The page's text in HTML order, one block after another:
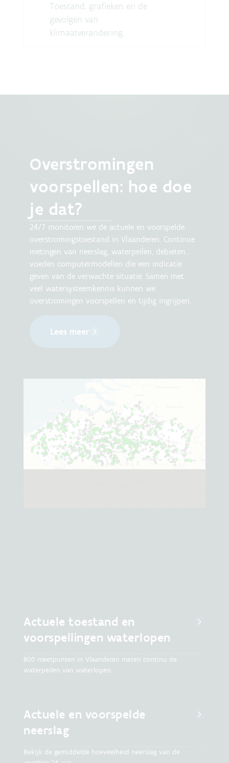
Toestand, grafieken en de
gevolgen van
klimaatverandering.
Overstromingen
voorspellen: hoe doe
je dat?
24/7 monitoren we de actuele en voorspelde
overstromingstoestand in Vlaanderen. Continue
metingen van neerslag, waterpeilen, debieten…
voeden computermodellen die een indicatie
geven van de verwachte situatie. Samen met
veel watersysteemkennis kunnen we
overstromingen voorspellen en tijdig ingrijpen.
Lees meer
Actuele toestand en
voorspellingen waterlopen
800 meetpunten in Vlaanderen meten continu de
waterpeilen van waterlopen.
Actuele en voorspelde
neerslag
Bekijk de gemiddelde hoeveelheid neerslag van de